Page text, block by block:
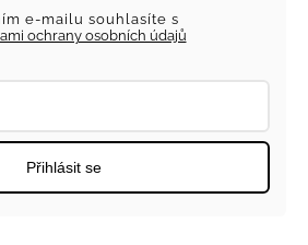
e-mailu souhlasíte s
ochrany osobních údajů
Přihlásit se